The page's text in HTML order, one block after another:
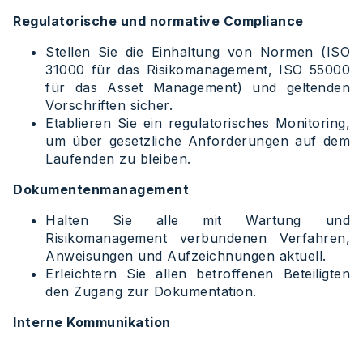
Regulatorische und normative Compliance
Stellen Sie die Einhaltung von Normen (ISO
31000 für das Risikomanagement, ISO 55000
für das Asset Management) und geltenden
Vorschriften sicher.
Etablieren Sie ein regulatorisches Monitoring,
um über gesetzliche Anforderungen auf dem
Laufenden zu bleiben.
Dokumentenmanagement
Halten Sie alle mit Wartung und
Risikomanagement verbundenen Verfahren,
Anweisungen und Aufzeichnungen aktuell.
Erleichtern Sie allen betroffenen Beteiligten
den Zugang zur Dokumentation.
Interne Kommunikation